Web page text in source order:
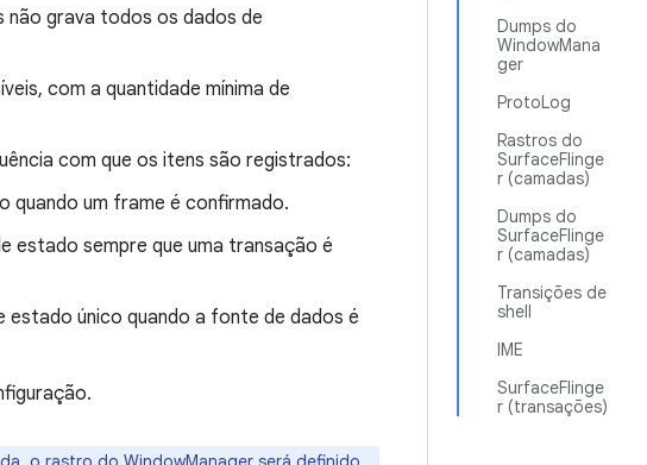
Dumps do
WindowMana
ger
ProtoLog
Rastros do
SurfaceFlinge
r (camadas)
Dumps do
SurfaceFlinge
r (camadas)
Transições de
shell
IME
SurfaceFlinge
r (transações)
grava todos os dados de
com a quantidade mínima de
com que os itens são registrados:
quando um frame é confirmado.
estado sempre que uma transação é
estado único quando a fonte de dados é